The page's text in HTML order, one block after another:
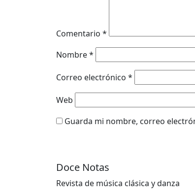
Comentario *
Nombre*
Correo electrónico *
Web
Guarda mi nombre, correo
Doce Notas
Revista de música clásica y danza